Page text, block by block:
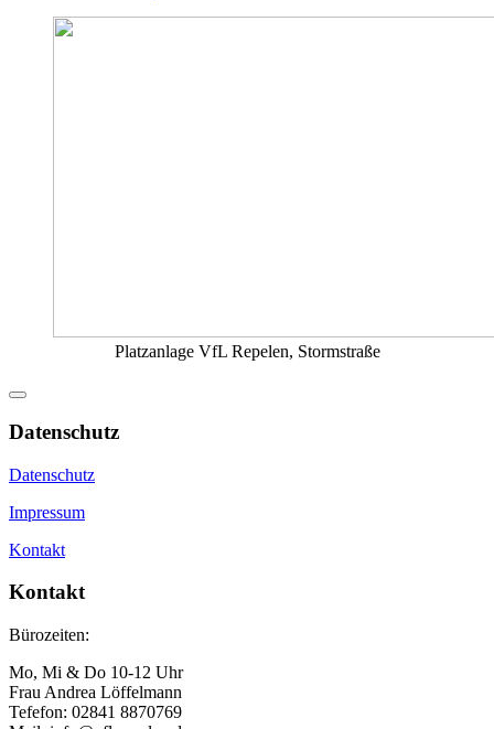
Platzanlage VfL Repelen, Stormstraße
Datenschutz
Datenschutz
Impressum
Kontakt
Kontakt
Bürozeiten:
Mo, Mi & Do 10-12 Uhr
Frau Andrea Löffelmann
Tefefon: 02841 8870769